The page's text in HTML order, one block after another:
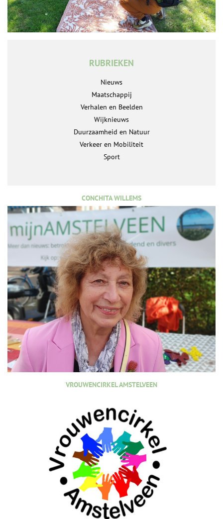
RUBRIEKEN
Nieuws
Maatschappij
Verhalen en Beelden
Wijknieuws
Duurzaamheid en Natuur
Verkeer en Mobiliteit
Sport
CONCHITA WILLEMS
VROUWENCIRKEL AMSTELVEEN